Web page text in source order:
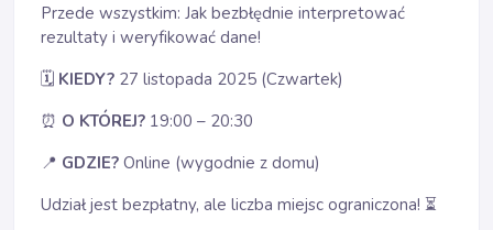
Przede wszystkim: Jak bezbłędnie interpretować
rezultaty i weryfikować dane!
🗓 KIEDY? 27 listopada 2025 (Czwartek)
⏰ O KTÓREJ? 19:00 – 20:30
📍 GDZIE? Online (wygodnie z domu)
Udział jest bezpłatny, ale liczba miejsc ograniczona! ⏳